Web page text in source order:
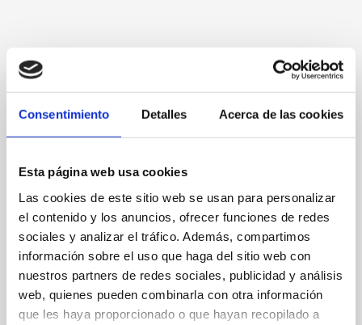
Consentimiento Detalles Acerca de las cookies
Esta página web usa cookies
Las cookies de este sitio web se usan para personalizar
el contenido y los anuncios, ofrecer funciones de redes
sociales y analizar el tráfico. Además, compartimos
información sobre el uso que haga del sitio web con
nuestros partners de redes sociales, publicidad y análisis
web, quienes pueden combinarla con otra información
que les haya proporcionado o que hayan recopilado a
C/ Temple de Sant Telm, 15
96 504 27 65 / 603 161 628
denia@amigo24.com